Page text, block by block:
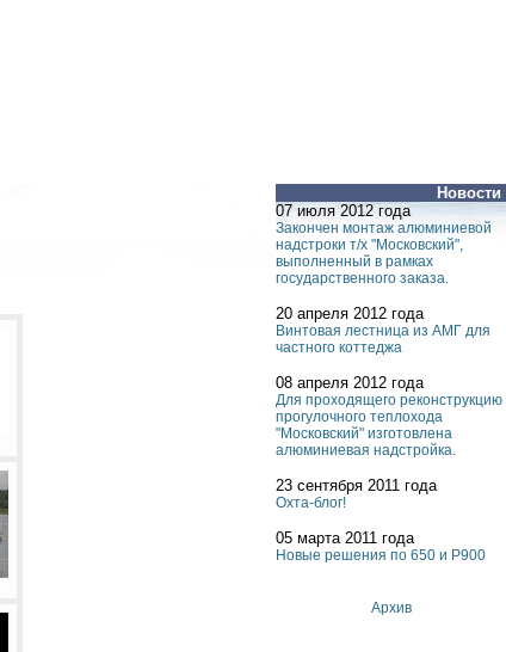
Новости
07 июля 2012 года
Закончен монтаж алюминиевой
надстроки т/х "Московский",
выполненный в рамках
государственного заказа.
20 апреля 2012 года
Винтовая лестница из АМГ для
частного коттеджа
08 апреля 2012 года
Для проходящего реконструкцию
прогулочного теплохода
"Московский" изготовлена
алюминиевая надстройка.
23 сентября 2011 года
Охта-блог!
05 марта 2011 года
Новые решения по 650 и P900
Архив